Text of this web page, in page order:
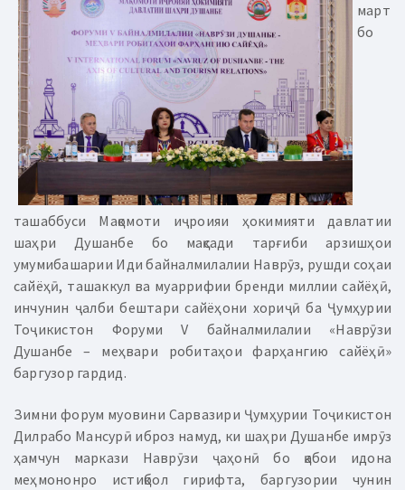
март
бо
ташаббуси Мақомоти иҷроияи ҳокимияти давлатии
шаҳри Душанбе бо мақсади тарғиби арзишҳои
умумибашарии Иди байналмилалии Наврӯз, рушди соҳаи
сайёҳӣ, ташаккул ва муаррифии бренди миллии сайёҳӣ,
инчунин ҷалби бештари сайёҳони хориҷӣ ба Ҷумҳурии
Тоҷикистон Форуми V байналмилалии «Наврӯзи
Душанбе – меҳвари робитаҳои фарҳангию сайёҳӣ»
баргузор гардид.
Зимни форум муовини Сарвазири Ҷумҳурии Тоҷикистон
Дилрабо Мансурӣ иброз намуд, ки шаҳри Душанбе имрӯз
ҳамчун маркази Наврӯзи ҷаҳонӣ бо қабои идона
меҳмононро истиқбол гирифта, баргузории чунин